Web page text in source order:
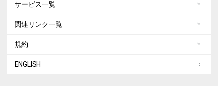
サービス一覧
関連リンク一覧
規約
ENGLISH